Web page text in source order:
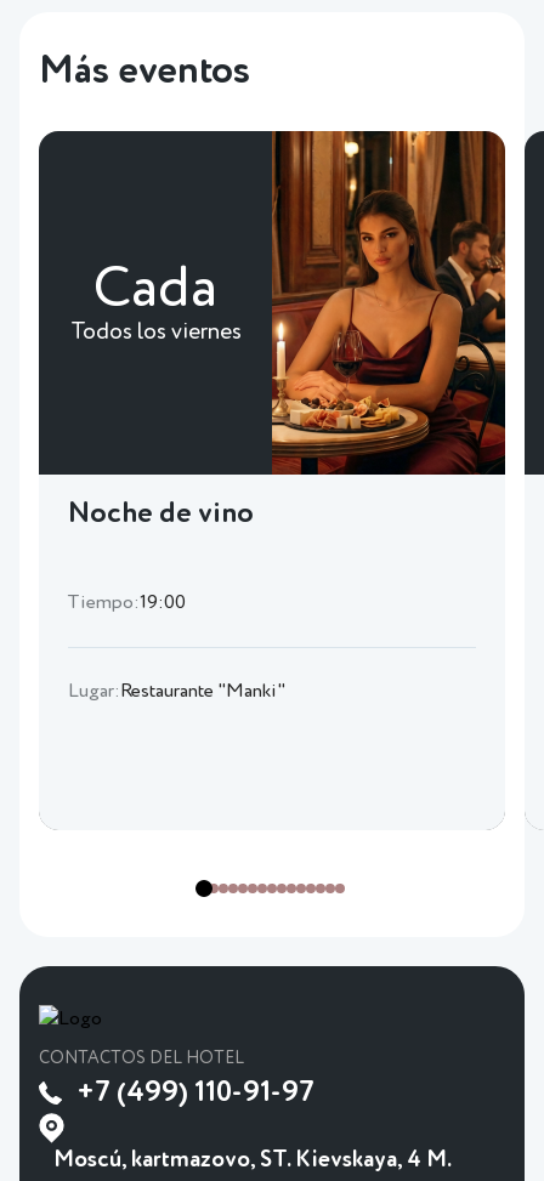
Más eventos
Cada
Todos los viernes
Noche de vino
Tiempo:19:00
Lugar:Restaurante "Manki"
CONTACTOS DEL HOTEL
+7 (499) 110-91-97
Moscú, kartmazovo, ST. Kievskaya, 4 M.